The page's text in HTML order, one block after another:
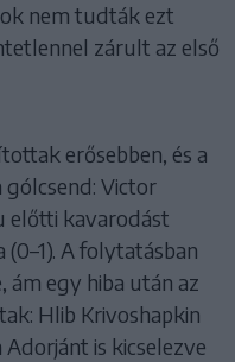
nem tudták ezt
zárult az első
erősebben, és a
gólcsend: Victor
előtti kavarodást
A folytatásban
ám egy hiba után az
Hlib Krivoshapkin
is kicselezve